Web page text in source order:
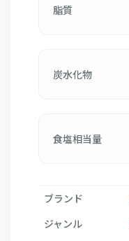
脂質
炭水化物
食塩相当量
ブランド
ジャンル